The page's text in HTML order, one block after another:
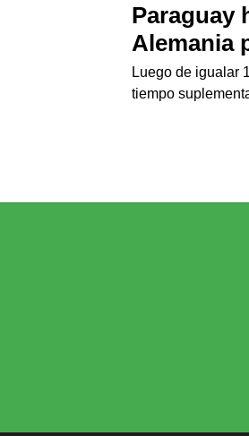
Paraguay
Alemania
Luego de igualar
tiempo